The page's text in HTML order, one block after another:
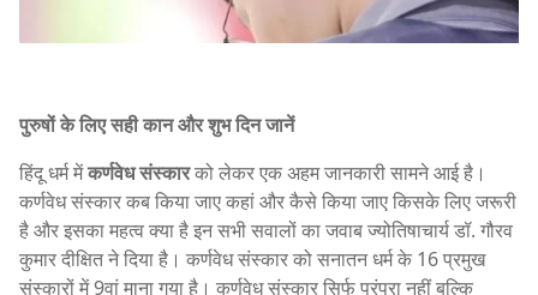
पुरुषों के लिए सही कान और शुभ दिन जानें
हिंदू धर्म मेंकर्णवेध संस्कारको लेकर एक अहम जानकारी सामने आई है।
कर्णवेध संस्कार कब किया जाए कहां और कैसे किया जाए किसके लिए जरूरी
है और इसका महत्व क्या है इन सभी सवालों का जवाब ज्योतिषाचार्य डॉ. गौरव
कुमार दीक्षित ने दिया है। कर्णवेध संस्कार को सनातन धर्म के 16 प्रमुख
संस्कारों में 9वां माना गया है। कर्णवेध संस्कार सिर्फ परंपरा नहीं बल्कि